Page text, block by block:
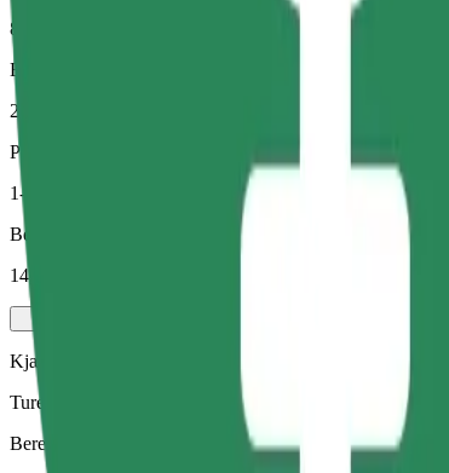
8 min
Beregnet avstand
2,8 km
Passasjerer
1-4
Beregnet pris
14,80 RON
Kjæledyr
Turer for deg og kjæledyret ditt. Hunder må ha
Beregnet reisetid